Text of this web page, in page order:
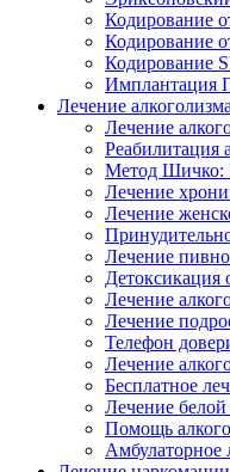
Кодирование
Кодирование
Кодирование
Имплантация
Лечение алкоголизма
Лечение
Реабилитация
Метод Шичко:
Лечение
Лечение
Лечение
Детоксикация
Лечение
Лечение
Телефон
Лечение
Бесплатное
Лечение белой
Помощь
Амбулаторное